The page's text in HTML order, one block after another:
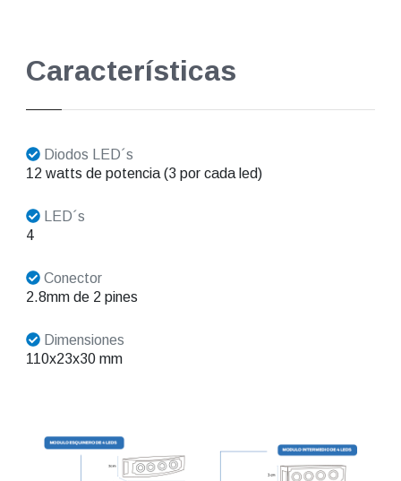
Características
Diodos LED´s
12 watts de potencia (3 por cada led)
LED´s
4
Conector
2.8mm de 2 pines
Dimensiones
110x23x30 mm